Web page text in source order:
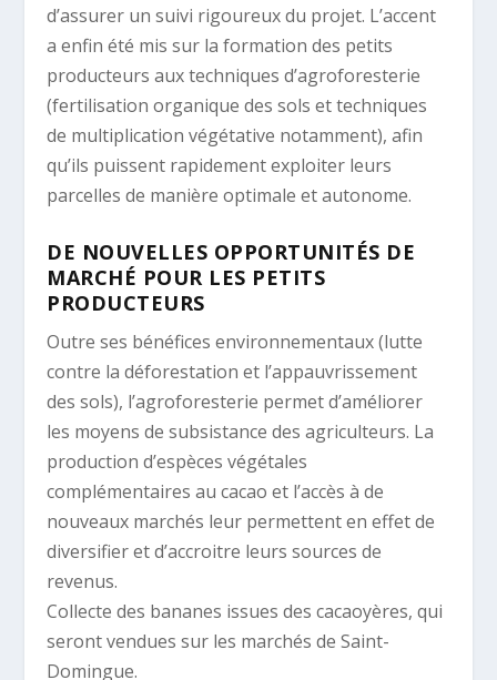
d’assurer un suivi rigoureux du projet. L’accent
a enfin été mis sur la formation des petits
producteurs aux techniques d’agroforesterie
(fertilisation organique des sols et techniques
de multiplication végétative notamment), afin
qu’ils puissent rapidement exploiter leurs
parcelles de manière optimale et autonome.
DE NOUVELLES OPPORTUNITÉS DE
MARCHÉ POUR LES PETITS
PRODUCTEURS
Outre ses bénéfices environnementaux (lutte
contre la déforestation et l’appauvrissement
des sols), l’agroforesterie permet d’améliorer
les moyens de subsistance des agriculteurs. La
production d’espèces végétales
complémentaires au cacao et l’accès à de
nouveaux marchés leur permettent en effet de
diversifier et d’accroitre leurs sources de
revenus.
Collecte des bananes issues des cacaoyères, qui
seront vendues sur les marchés de Saint-
Domingue.